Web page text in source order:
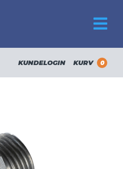
KUNDELOGIN KURV 0